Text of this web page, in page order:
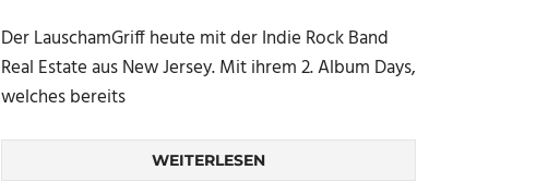
Der LauschamGriff heute mit der Indie Rock Band
Real Estate aus New Jersey. Mit ihrem 2. Album Days,
welches bereits
WEITERLESEN